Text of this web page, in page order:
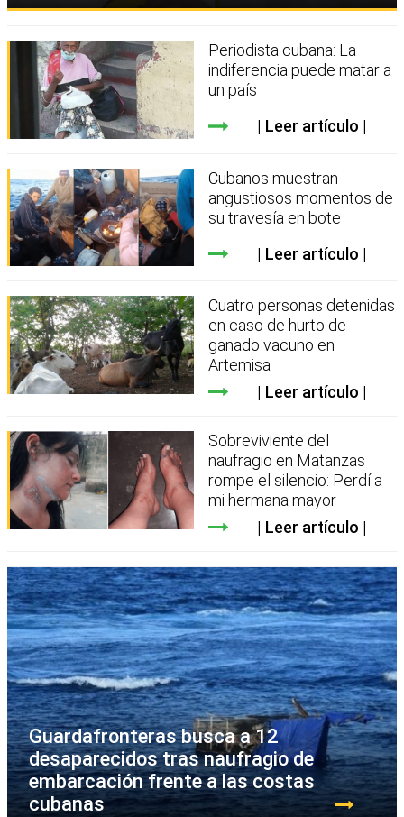
Periodista cubana: La
indiferencia puede matar a
un país
Leer artículo
Cubanos muestran
angustiosos momentos de
su travesía en bote
Leer artículo
Cuatro personas detenidas
en caso de hurto de
ganado vacuno en
Artemisa
Leer artículo
Sobreviviente del
naufragio en Matanzas
rompe el silencio: Perdí a
mi hermana mayor
Leer artículo
Guardafronteras busca a 12
desaparecidos tras naufragio de
embarcación frente a las costas
cubanas